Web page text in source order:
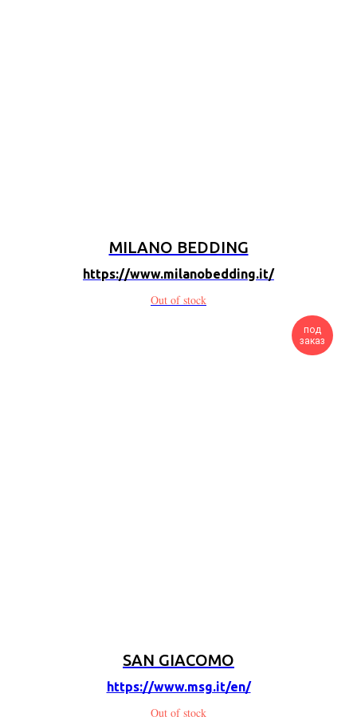
MILANO BEDDING
https://www.milanobedding.it/
Out of stock
под
заказ
SAN GIACOMO
https://www.msg.it/en/
Out of stock